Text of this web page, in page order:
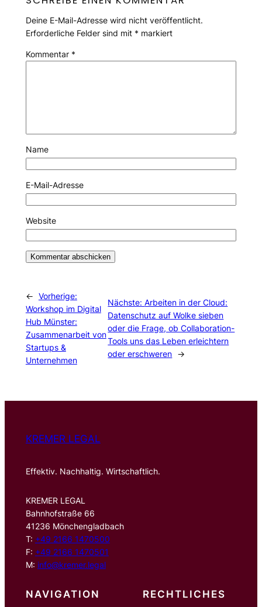
Deine E-Mail-Adresse wird nicht veröffentlicht.
Erforderliche Felder sind mit * markiert
Kommentar *
Name
E-Mail-Adresse
Website
← Vorherige:
Workshop im Digital
Hub Münster:
Zusammenarbeit von
Startups &
Unternehmen
Nächste:Arbeiten in der Cloud:
Datenschutz auf Wolke sieben
oder die Frage, ob Collaboration-
Tools uns das Leben erleichtern
oder erschweren →
KREMER LEGAL
Effektiv. Nachhaltig. Wirtschaftlich.
KREMER LEGAL
Bahnhofstraße 66
41236 Mönchengladbach
T: +49 2166 1470500
F: +49 2166 1470501
M: info@kremer.legal
NAVIGATION RECHTLICHES